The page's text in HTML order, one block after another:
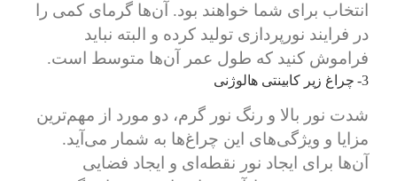
انتخاب برای شما خواهند بود. آن‌ها گرمای کمی را
در فرایند نورپردازی تولید کرده و البته نباید
فراموش کنید که طول عمر آن‌ها متوسط است.
3- چراغ زیر کابینتی هالوژنی
شدت نور بالا و رنگ نور گرم، دو مورد از مهم‌ترین
مزایا و ویژگی‌های این چراغ‌ها به شمار می‌آید.
آن‌ها برای ایجاد نور نقطه‌ای و ایجاد فضایی